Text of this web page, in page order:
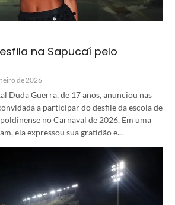
na Sapucaí pelo
de 2026
Duda Guerra, de 17 anos, anunciou nas
a participar do desfile da escola de
no Carnaval de 2026. Em uma
ela expressou sua gratidão e...